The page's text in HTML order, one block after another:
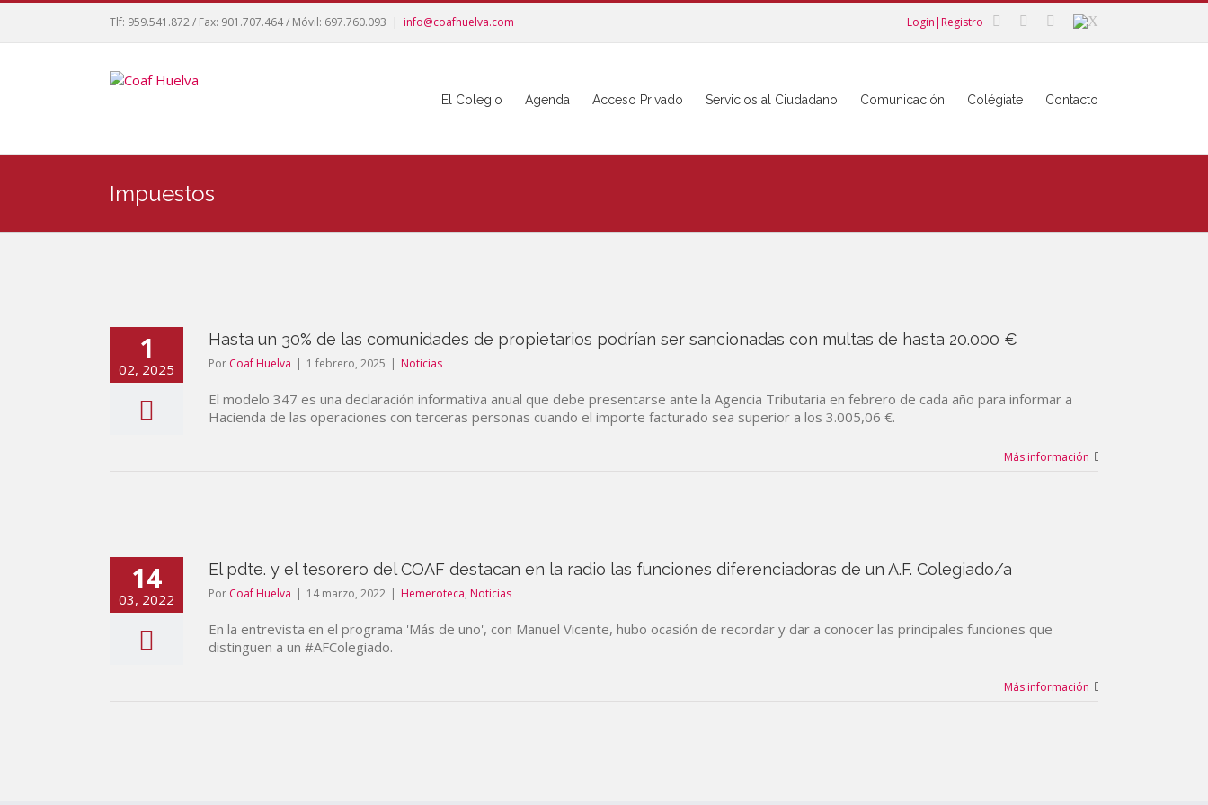
Tlf: 959.541.872 / Fax: 901.707.464 / Móvil: 697.760.093 | info@coafhuelva.com Login|Registro
El Colegio Agenda Acceso Privado Servicios al Ciudadano Comunicación Colégiate Contacto
Impuestos
1
02, 2025
Hasta un 30% de las comunidades de propietarios podrían ser sancionadas con multas de hasta 20.000 €
Por Coaf Huelva | 1 febrero, 2025 | Noticias
El modelo 347 es una declaración informativa anual que debe presentarse ante la Agencia Tributaria en febrero de cada año para informar a
Hacienda de las operaciones con terceras personas cuando el importe facturado sea superior a los 3.005,06 €.
Más información
14
03, 2022
El pdte. y el tesorero del COAF destacan en la radio las funciones diferenciadoras de un A.F. Colegiado/a
Por Coaf Huelva | 14 marzo, 2022 | Hemeroteca, Noticias
En la entrevista en el programa 'Más de uno', con Manuel Vicente, hubo ocasión de recordar y dar a conocer las principales funciones que
distinguen a un #AFColegiado.
Más información